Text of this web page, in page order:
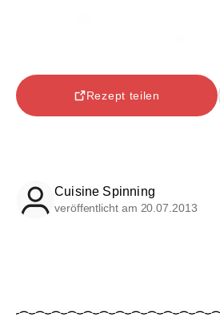
Rezept teilen
Cuisine Spinning
veröffentlicht am 20.07.2013